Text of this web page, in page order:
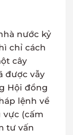
nước kỷ
chỉ cách
cây
được vẫy
Hội đồng
lệnh về
vực (cấm
tư vấn